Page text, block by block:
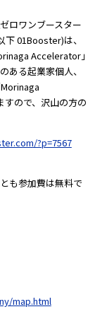
ロワンブースター
01Booster)は、
Accelerator」
ある起業家個人、
ので、沢山の方の
?p=7567
も参加費は無料で
map.html